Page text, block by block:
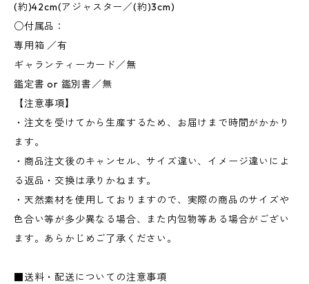
(約)42cm(アジャスター／(約)3cm)
○付属品：
専用箱 ／有
ギャランティーカード／無
鑑定書 or 鑑別書／無
【注意事項】
・注文を受けてから生産するため、お届けまで時間がかかり
ます。
・商品注文後のキャンセル、サイズ違い、イメージ違いによ
る返品・交換は承りかねます。
・天然素材を使用しておりますので、実際の商品のサイズや
色合い等が多少異なる場合、また内包物等ある場合がござい
ます。あらかじめご了承ください。
■送料・配送についての注意事項